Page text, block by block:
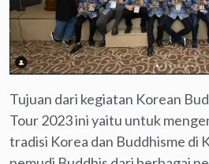
Tujuan dari kegiatan Korean
Tour 2023 ini yaitu untuk
tradisi Korea dan Buddhisme di